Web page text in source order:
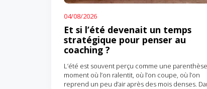
04/08/2026
Et si l’été devenait un temps
stratégique pour penser au
coaching ?
L’été est souvent perçu comme une
moment où l’on ralentit, où l’on coupe, où l’on
reprend un peu d’air après des mois denses.